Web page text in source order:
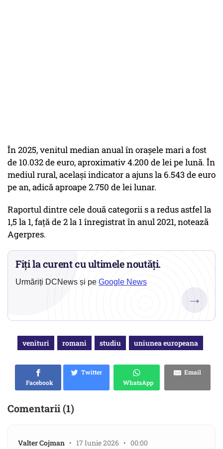
În 2025, venitul median anual în orașele mari a fost
de 10.032 de euro, aproximativ 4.200 de lei pe lună. În
mediul rural, același indicator a ajuns la 6.543 de euro
pe an, adică aproape 2.750 de lei lunar.
Raportul dintre cele două categorii s a redus astfel la
1,5 la 1, față de 2 la 1 înregistrat în anul 2021, notează
Agerpres.
Fiți la curent cu ultimele noutăți.
Urmăriți DCNews și pe Google News
→
venituri romani studiu uniunea europeana
Facebook
Twitter
WhatsApp
Email
Comentarii (1)
Valter Cojman • 17 Iunie 2026 • 00:00